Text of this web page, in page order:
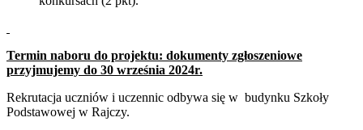
Termin naboru do projektu: dokumenty zgłoszeniowe
przyjmujemy do 30 września 2024r.
Rekrutacja uczniów i uczennic odbywa się w budynku Szkoły
Podstawowej w Rajczy.